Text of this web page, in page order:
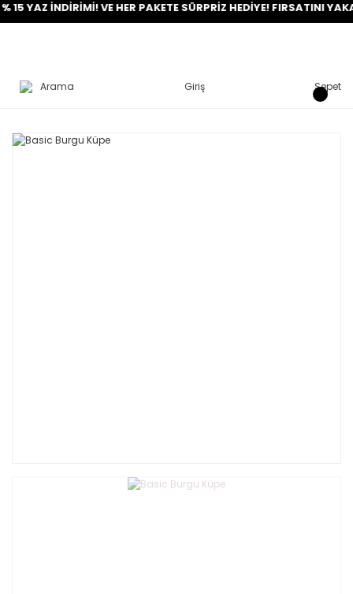
İNDİRİMİ! VE HER PAKETE SÜRPRİZ HEDİYE! FIRSATINI YAKALA!
Arama Giriş Sepet